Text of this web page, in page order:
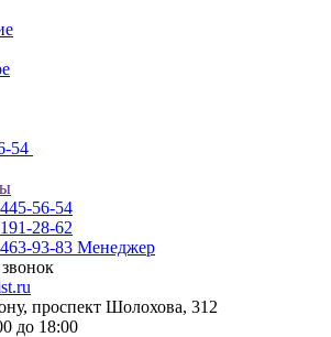
54
56-54
28-62
93-83 Менеджер
звонок
проспект Шолохова, 312
до 18:00